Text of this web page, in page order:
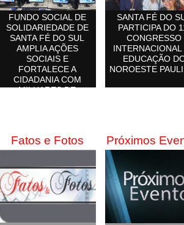
FUNDO SOCIAL DE
SOLIDARIEDADE DE
SANTA FÉ DO SUL
AMPLIA AÇÕES
SOCIAIS E
FORTALECE A
CIDADANIA COM
MILHARES DE
SANTA FÉ DO
PARTICIPA DO
CONGRESSO
INTERNACIONAL
EDUCAÇÃO
NOROESTE
Fatos e Fotos Próximos